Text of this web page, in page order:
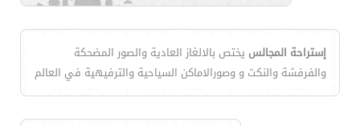
إستراحة المجالس يختص بالالغاز العادية والصور المضحكة
والفرفشة والنكت و وصورالاماكن السياحية والترفيهية في العالم